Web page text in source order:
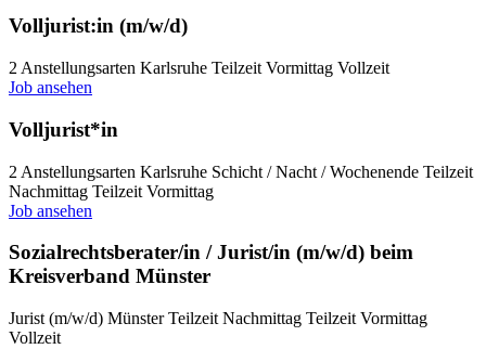
Volljurist:in (m/w/d)
2 Anstellungsarten Karlsruhe Teilzeit Vormittag Vollzeit
Job ansehen
Volljurist*in
2 Anstellungsarten Karlsruhe Schicht / Nacht / Wochenende Teilzeit
Nachmittag Teilzeit Vormittag
Job ansehen
Sozialrechtsberater/in / Jurist/in (m/w/d) beim
Kreisverband Münster
Jurist (m/w/d) Münster Teilzeit Nachmittag Teilzeit Vormittag
Vollzeit